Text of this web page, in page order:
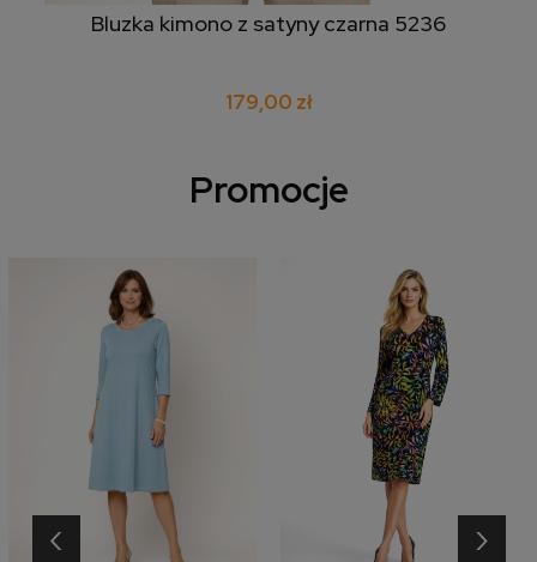
Bluzka kimono z satyny czarna 5236
179,00 zł
Promocje
‹ ›